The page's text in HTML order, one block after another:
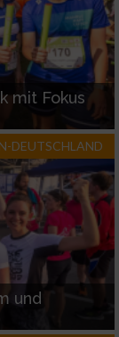
mit Fokus
DEUTSCHLAND
und